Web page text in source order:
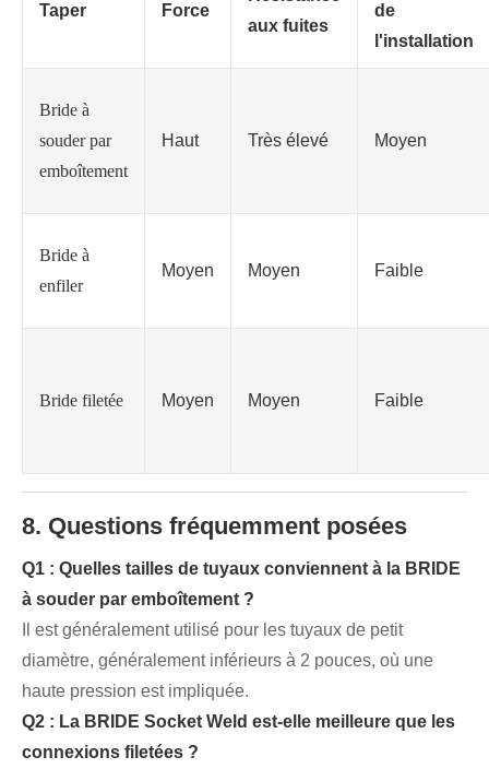
Taper Force
aux fuites
de
l'installation
Bride à
souder par
emboîtement
Haut Très élevé Moyen
Bride à
enfiler
Moyen Moyen Faible
Bride filetée Moyen Moyen Faible
8. Questions fréquemment posées
Q1 : Quelles tailles de tuyaux conviennent à la BRIDE
à souder par emboîtement ?
Il est généralement utilisé pour les tuyaux de petit
diamètre, généralement inférieurs à 2 pouces, où une
haute pression est impliquée.
Q2 : La BRIDE Socket Weld est-elle meilleure que les
connexions filetées ?